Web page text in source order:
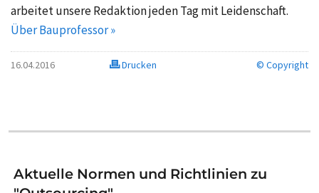
arbeitet unsere Redaktion jeden Tag mit Leidenschaft.
Über Bauprofessor »
16.04.2016 Drucken © Copyright
Aktuelle Normen und Richtlinien zu